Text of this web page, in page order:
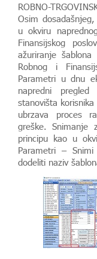
ROBNO-
Osim
u okviru
Finansijskog
ažuriranje
Robnog i
Parametri u dnu
napredni
stanovišta
ubrzava proces
greške. Snimanje
principu kao u
Parametri –
dodeliti naziv